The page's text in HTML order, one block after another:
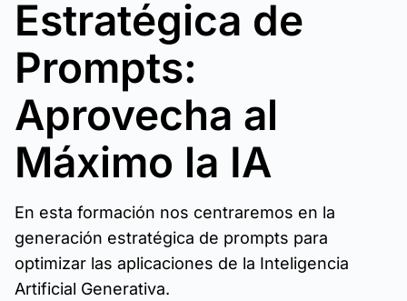
Estratégica de
Prompts:
Aprovecha al
Máximo la IA
En esta formación nos centraremos en la
generación estratégica de prompts para
optimizar las aplicaciones de la Inteligencia
Artificial Generativa.